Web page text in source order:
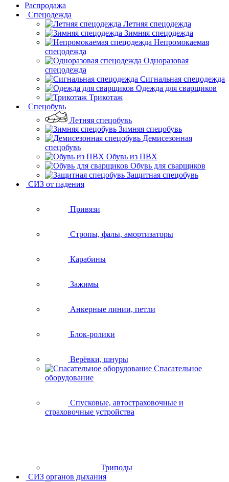
Распродажа
Спецодежда
Летняя спецодежда
Зимняя спецодежда
Непромокаемая
спецодежда
Одноразовая
спецодежда
Сигнальная спецодежда
Одежда для сварщиков
Трикотаж
Спецобувь
Летняя спецобувь
Зимняя спецобувь
Демисезонная
спецобувь
Обувь из ПВХ
Обувь для сварщиков
Защитная спецобувь
СИЗ от падения
Привязи
Стропы, фалы, амортизаторы
Карабины
Зажимы
Анкерные линии, петли
Блок-ролики
Верёвки, шнуры
Спасательное
оборудование
Спусковые, автостраховочные и
страховочные устройства
Триподы
СИЗ органов дыхания